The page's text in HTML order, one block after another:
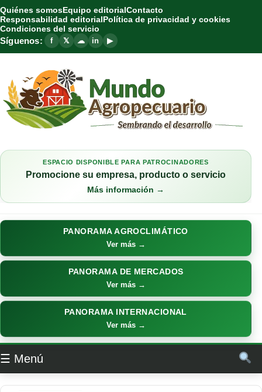
Quiénes somosEquipo editorialContacto
Responsabilidad editorialPolítica de privacidad y cookies
Condiciones del servicio
Síguenos: f 𝕏 ☁ in ▶
ESPACIO DISPONIBLE PARA PATROCINADORES
Promocione su empresa, producto o servicio
Más información →
PANORAMA AGROCLIMÁTICO
Ver más →
PANORAMA DE MERCADOS
Ver más →
PANORAMA INTERNACIONAL
Ver más →
☰ Menú